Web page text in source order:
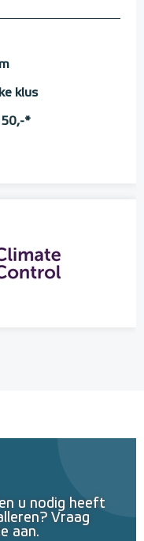
klus
*
u nodig heeft
Vraag
aan.